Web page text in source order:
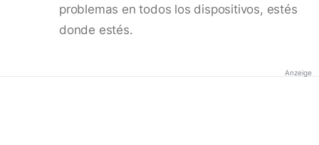
problemas en todos los dispositivos, estés
donde estés.
Anzeige